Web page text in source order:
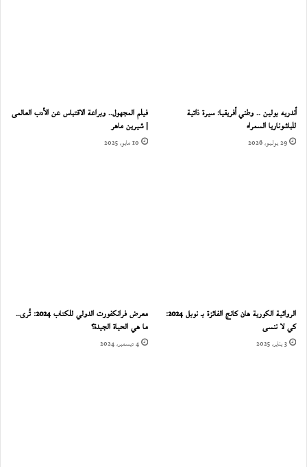
أندريه بولين .. وطني أفريقيا: سيرة ذاتية
للباشوناريا السمراء
29 يوليو، 2026
فيلم المجهول.. وبراعة الاقتباس عن الأدب العالمى
| شيرين ماهر
10 مايو، 2025
الروائية الكورية هان كانج الفائزة بـ نوبل 2024:
كي لا ننسى
3 يناير، 2025
معرض فرانكفورت الدولي للكتاب 2024: تُرى..
ما هي الحياة الجيدة؟
4 ديسمبر، 2024